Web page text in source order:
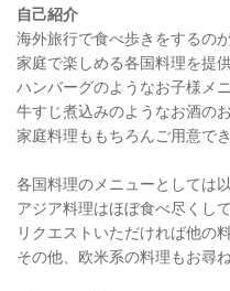
自己紹介
海外旅行で食べ歩きをするのが
家庭で楽しめる各国料理を提
ハンバーグのようなお子様メ
牛すじ煮込みのようなお酒の
家庭料理ももちろんご用意で
各国料理のメニューとしては
アジア料理はほぼ食べ尽くし
リクエストいただければ他の
その他、欧米系の料理もお尋ね